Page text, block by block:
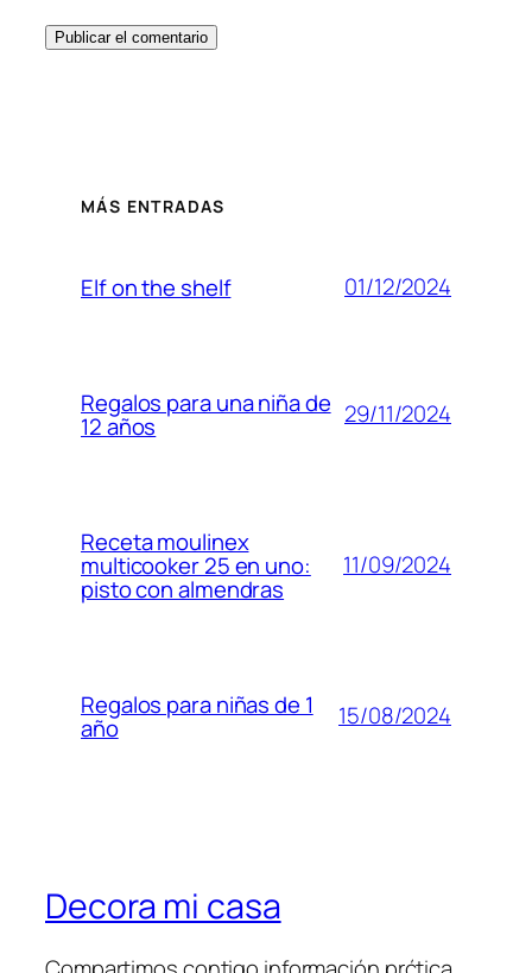
MÁS ENTRADAS
Elf on the shelf 01/12/2024
Regalos para una niña de
12 años 29/11/2024
Receta moulinex
multicooker 25 en uno:
pisto con almendras
11/09/2024
Regalos para niñas de 1
año 15/08/2024
Decora mi casa